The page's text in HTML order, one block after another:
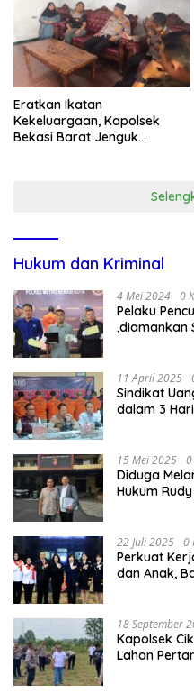
Eratkan Ikatan
Kekeluargaan, Kapolsek
Bekasi Barat Jenguk
Hukum dan Kriminal
4 Mei 2024 0
Pelaku
,diamankan
11 April 2025
Sindikat
dalam 3
15 Mei 2025
Diduga
Hukum
22 Juli 2025 0
Perkuat
dan Anak,
18 September
Kapolsek
Lahan